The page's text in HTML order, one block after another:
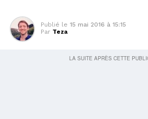
Publié le 15 mai 2016 à 15:15
Par Teza